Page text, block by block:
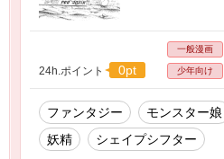
24h.ポイント 0pt
一般漫画
少年向け
ファンタジー モンスター娘
妖精
シェイプシフター